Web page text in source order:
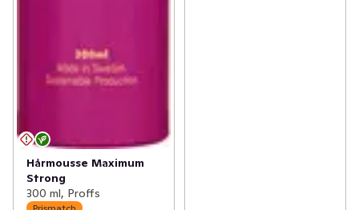
Hårmousse Maximum
Strong
300 ml, Proffs